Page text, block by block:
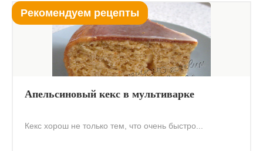
Рекомендуем рецепты
Апельсиновый кекс в мультиварке
Кекс хорош не только тем, что очень быстро...